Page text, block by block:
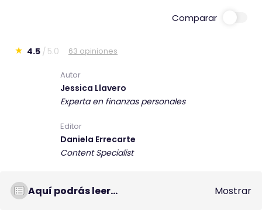
Comparar
E
n
t
4.5 5.0 63 opiniones
Autor
Jessica Llavero
Experta en finanzas personales
Editor
Daniela Errecarte
Content Specialist
Aquí podrás leer... Mostrar